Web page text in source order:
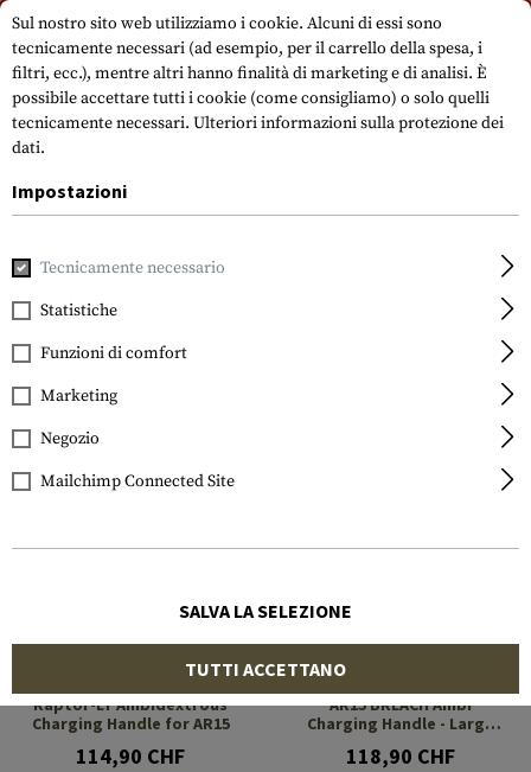
Si prega di notare che i tempi di consegna possono variare a causa di un
giorno festivo su 15.08.2026.
Casa Accessori per pistole Parti per la messa a punto
FILTRO
RADIAN WEAPONS
Raptor-LT Ambidextrous
Charging Handle for AR15
114,90 CHF
AERO PRECISION
AR15 BREACH Ambi
Charging Handle - Large
118,90 CHF
Sul nostro sito web utilizziamo i cookie. Alcuni di essi sono
tecnicamente necessari (ad esempio, per il carrello della spesa, i
filtri, ecc.), mentre altri hanno finalità di marketing e di analisi. È
possibile accettare tutti i cookie (come consigliamo) o solo quelli
tecnicamente necessari. Ulteriori informazioni sulla protezione dei
dati.
Impostazioni
Tecnicamente necessario
Statistiche
Funzioni di comfort
Marketing
Negozio
Mailchimp Connected Site
SALVA LA SELEZIONE
TUTTI ACCETTANO